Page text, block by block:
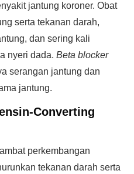
jantung koroner. Obat
serta tekanan darah,
dan sering kali
nyeri dada. Beta blocker
serangan jantung dan
jantung.
Converting
perkembangan
tekanan darah serta